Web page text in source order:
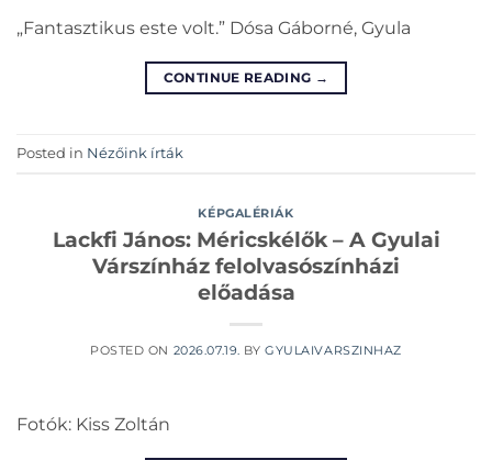
„Fantasztikus este volt.” Dósa Gáborné, Gyula
CONTINUE READING →
Posted in Nézőink írták
KÉPGALÉRIÁK
Lackfi János: Méricskélők – A Gyulai
Várszínház felolvasószínházi
előadása
POSTED ON 2026.07.19. BYGYULAIVARSZINHAZ
Fotók: Kiss Zoltán